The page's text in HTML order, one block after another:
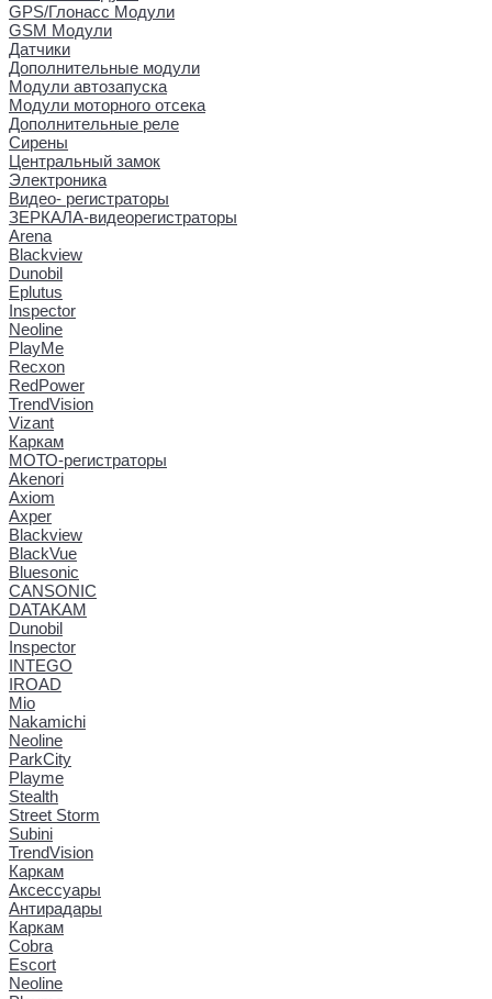
GPS/Глонасс Модули
GSM Модули
Датчики
Дополнительные модули
Модули автозапуска
Модули моторного отсека
Дополнительные реле
Сирены
Центральный замок
Электроника
Видео- регистраторы
ЗЕРКАЛА-видеорегистраторы
Arena
Blackview
Dunobil
Eplutus
Inspector
Neoline
PlayMe
Recxon
RedPower
TrendVision
Vizant
Каркам
МОТО-регистраторы
Akenori
Axiom
Axper
Blackview
BlackVue
Bluesonic
CANSONIC
DATAKAM
Dunobil
Inspector
INTEGO
IROAD
Mio
Nakamichi
Neoline
ParkCity
Playme
Stealth
Street Storm
Subini
TrendVision
Каркам
Аксессуары
Антирадары
Каркам
Cobra
Escort
Neoline